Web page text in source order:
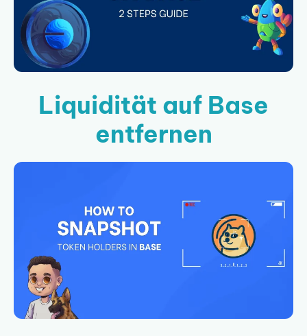
Liquidität auf Base
entfernen